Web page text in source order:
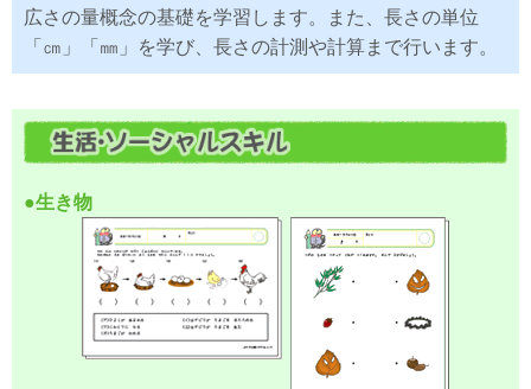
広さの量概念の基礎を学習します。また、長さの単位
「㎝」「㎜」を学び、長さの計測や計算まで行います。
●生き物